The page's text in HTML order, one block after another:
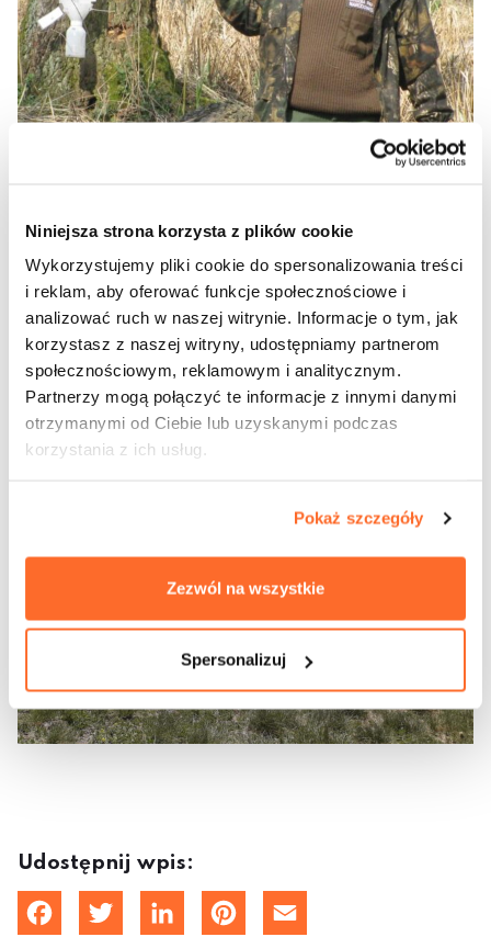
Niniejsza strona korzysta z plików cookie
Wykorzystujemy pliki cookie do spersonalizowania treści
i reklam, aby oferować funkcje społecznościowe i
analizować ruch w naszej witrynie. Informacje o tym, jak
korzystasz z naszej witryny, udostępniamy partnerom
społecznościowym, reklamowym i analitycznym.
Partnerzy mogą połączyć te informacje z innymi danymi
otrzymanymi od Ciebie lub uzyskanymi podczas
korzystania z ich usług.
Pokaż szczegóły
Zezwól na wszystkie
Spersonalizuj
Udostępnij wpis: